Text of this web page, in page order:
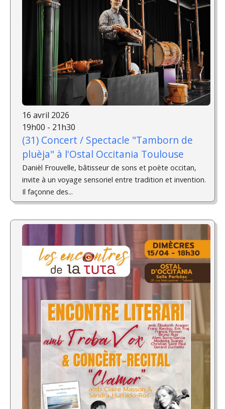
16 avril 2026
19h00 - 21h30
(31) Concert / Spectacle "Tamborn de
pluèja" à l'Ostal Occitania Toulouse
Danièl Frouvelle, bâtisseur de sons et poète occitan,
invite à un voyage sensoriel entre tradition et invention.
Il façonne des...